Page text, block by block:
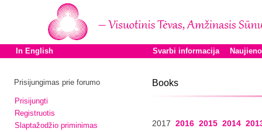
In English Svarbi informacija
Prisijungimas prie forumo
Prisijungti
Registruotis
Slaptažodžio priminimas
Books
2017 2016 2015 2014